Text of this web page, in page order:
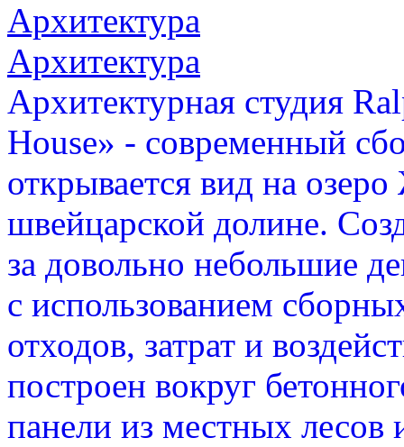
Архитектура
Архитектура
Архитектурная студия
House» - современный
открывается вид на
швейцарской долине.
за довольно небольшие
с использованием
отходов, затрат и
построен вокруг
панели из местных лесов